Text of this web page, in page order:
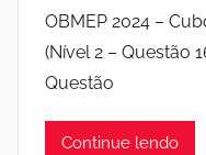
OBMEP 2024 –
(Nível 2 – Questão
Questão
Continue lendo